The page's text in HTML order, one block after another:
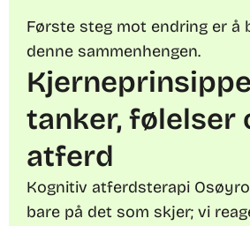
Første steg mot endring er å
denne sammenhengen.
tanker, følelser
atferd
Kognitiv atferdsterapi
bare på det som skjer; vi